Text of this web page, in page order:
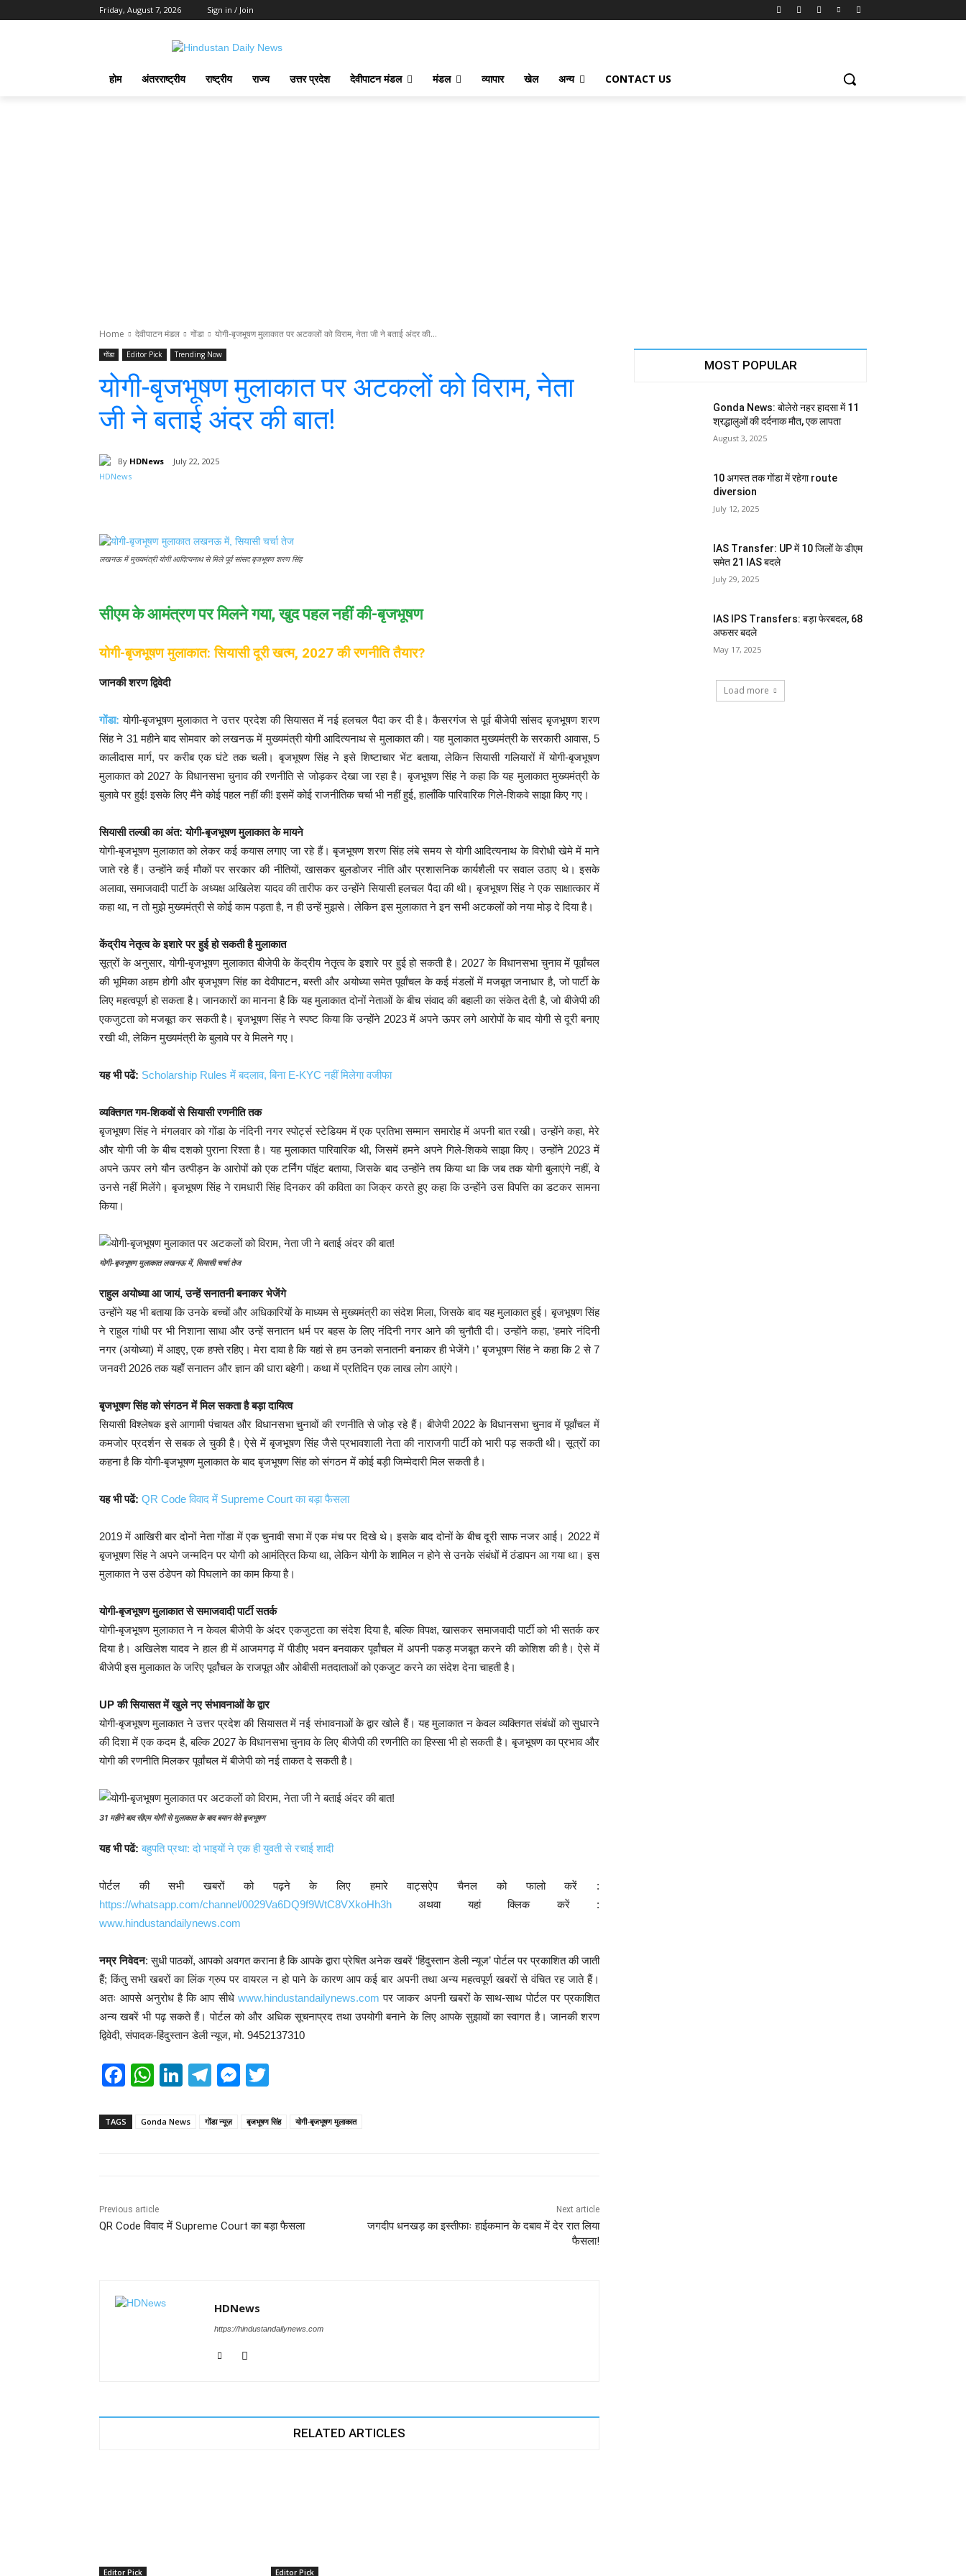
Friday, August 7, 2026 Sign in / Join
होम अंतरराष्ट्रीय राष्ट्रीय राज्य उत्तर प्रदेश देवीपाटन मंडल मंडल व्यापार खेल अन्य CONTACT US
Home देवीपाटन मंडल गोंडा योगी-बृजभूषण मुलाकात पर अटकलों को विराम, नेता जी ने बताई अंदर की...
गोंडा Editor Pick Trending Now
योगी-बृजभूषण मुलाकात पर अटकलों को विराम, नेता
जी ने बताई अंदर की बात!
By HDNews July 22, 2025
लखनऊ में मुख्यमंत्री योगी आदित्यनाथ से मिले पूर्व सांसद बृजभूषण शरण सिंह
सीएम के आमंत्रण पर मिलने गया, खुद पहल नहीं की-बृजभूषण
योगी-बृजभूषण मुलाकात: सियासी दूरी खत्म, 2027 की रणनीति तैयार?
जानकी शरण द्विवेदी
गोंडा: योगी-बृजभूषण मुलाकात ने उत्तर प्रदेश की सियासत में नई हलचल पैदा कर दी है। कैसरगंज से पूर्व बीजेपी सांसद बृजभूषण शरण
सिंह ने 31 महीने बाद सोमवार को लखनऊ में मुख्यमंत्री योगी आदित्यनाथ से मुलाकात की। यह मुलाकात मुख्यमंत्री के सरकारी आवास, 5
कालीदास मार्ग, पर करीब एक घंटे तक चली। बृजभूषण सिंह ने इसे शिष्टाचार भेंट बताया, लेकिन सियासी गलियारों में योगी-बृजभूषण
मुलाकात को 2027 के विधानसभा चुनाव की रणनीति से जोड़कर देखा जा रहा है। बृजभूषण सिंह ने कहा कि यह मुलाकात मुख्यमंत्री के
बुलावे पर हुई! इसके लिए मैंने कोई पहल नहीं की! इसमें कोई राजनीतिक चर्चा भी नहीं हुई, हालाँकि पारिवारिक गिले-शिकवे साझा किए गए।
सियासी तल्खी का अंत: योगी-बृजभूषण मुलाकात के मायने
योगी-बृजभूषण मुलाकात को लेकर कई कयास लगाए जा रहे हैं। बृजभूषण शरण सिंह लंबे समय से योगी आदित्यनाथ के विरोधी खेमे में माने
जाते रहे हैं। उन्होंने कई मौकों पर सरकार की नीतियों, खासकर बुलडोजर नीति और प्रशासनिक कार्यशैली पर सवाल उठाए थे। इसके
अलावा, समाजवादी पार्टी के अध्यक्ष अखिलेश यादव की तारीफ कर उन्होंने सियासी हलचल पैदा की थी। बृजभूषण सिंह ने एक साक्षात्कार में
कहा था, न तो मुझे मुख्यमंत्री से कोई काम पड़ता है, न ही उन्हें मुझसे। लेकिन इस मुलाकात ने इन सभी अटकलों को नया मोड़ दे दिया है।
केंद्रीय नेतृत्व के इशारे पर हुई हो सकती है मुलाकात
सूत्रों के अनुसार, योगी-बृजभूषण मुलाकात बीजेपी के केंद्रीय नेतृत्व के इशारे पर हुई हो सकती है। 2027 के विधानसभा चुनाव में पूर्वांचल
की भूमिका अहम होगी और बृजभूषण सिंह का देवीपाटन, बस्ती और अयोध्या समेत पूर्वांचल के कई मंडलों में मजबूत जनाधार है, जो पार्टी के
लिए महत्वपूर्ण हो सकता है। जानकारों का मानना है कि यह मुलाकात दोनों नेताओं के बीच संवाद की बहाली का संकेत देती है, जो बीजेपी की
एकजुटता को मजबूत कर सकती है। बृजभूषण सिंह ने स्पष्ट किया कि उन्होंने 2023 में अपने ऊपर लगे आरोपों के बाद योगी से दूरी बनाए
रखी थी, लेकिन मुख्यमंत्री के बुलावे पर वे मिलने गए।
यह भी पढें: Scholarship Rules में बदलाव, बिना E-KYC नहीं मिलेगा वजीफा
व्यक्तिगत गम-शिकवों से सियासी रणनीति तक
बृजभूषण सिंह ने मंगलवार को गोंडा के नंदिनी नगर स्पोर्ट्स स्टेडियम में एक प्रतिभा सम्मान समारोह में अपनी बात रखी। उन्होंने कहा, मेरे
और योगी जी के बीच दशको पुराना रिश्ता है। यह मुलाकात पारिवारिक थी, जिसमें हमने अपने गिले-शिकवे साझा किए। उन्होंने 2023 में
अपने ऊपर लगे यौन उत्पीड़न के आरोपों को एक टर्निंग पॉइंट बताया, जिसके बाद उन्होंने तय किया था कि जब तक योगी बुलाएंगे नहीं, वे
उनसे नहीं मिलेंगे। बृजभूषण सिंह ने रामधारी सिंह दिनकर की कविता का जिक्र करते हुए कहा कि उन्होंने उस विपत्ति का डटकर सामना
किया।
योगी-बृजभूषण मुलाकात लखनऊ में, सियासी चर्चा तेज
राहुल अयोध्या आ जायं, उन्हें सनातनी बनाकर भेजेंगे
उन्होंने यह भी बताया कि उनके बच्चों और अधिकारियों के माध्यम से मुख्यमंत्री का संदेश मिला, जिसके बाद यह मुलाकात हुई। बृजभूषण सिंह
ने राहुल गांधी पर भी निशाना साधा और उन्हें सनातन धर्म पर बहस के लिए नंदिनी नगर आने की चुनौती दी। उन्होंने कहा, ‘हमारे नंदिनी
नगर (अयोध्या) में आइए, एक हफ्ते रहिए। मेरा दावा है कि यहां से हम उनको सनातनी बनाकर ही भेजेंगे।’ बृजभूषण सिंह ने कहा कि 2 से 7
जनवरी 2026 तक यहाँ सनातन और ज्ञान की धारा बहेगी। कथा में प्रतिदिन एक लाख लोग आएंगे।
बृजभूषण सिंह को संगठन में मिल सकता है बड़ा दायित्व
सियासी विश्लेषक इसे आगामी पंचायत और विधानसभा चुनावों की रणनीति से जोड़ रहे हैं। बीजेपी 2022 के विधानसभा चुनाव में पूर्वांचल में
कमजोर प्रदर्शन से सबक ले चुकी है। ऐसे में बृजभूषण सिंह जैसे प्रभावशाली नेता की नाराजगी पार्टी को भारी पड़ सकती थी। सूत्रों का
कहना है कि योगी-बृजभूषण मुलाकात के बाद बृजभूषण सिंह को संगठन में कोई बड़ी जिम्मेदारी मिल सकती है।
यह भी पढें: QR Code विवाद में Supreme Court का बड़ा फैसला
2019 में आखिरी बार दोनों नेता गोंडा में एक चुनावी सभा में एक मंच पर दिखे थे। इसके बाद दोनों के बीच दूरी साफ नजर आई। 2022 में
बृजभूषण सिंह ने अपने जन्मदिन पर योगी को आमंत्रित किया था, लेकिन योगी के शामिल न होने से उनके संबंधों में ठंडापन आ गया था। इस
मुलाकात ने उस ठंडेपन को पिघलाने का काम किया है।
योगी-बृजभूषण मुलाकात से समाजवादी पार्टी सतर्क
योगी-बृजभूषण मुलाकात ने न केवल बीजेपी के अंदर एकजुटता का संदेश दिया है, बल्कि विपक्ष, खासकर समाजवादी पार्टी को भी सतर्क कर
दिया है। अखिलेश यादव ने हाल ही में आजमगढ़ में पीडीए भवन बनवाकर पूर्वांचल में अपनी पकड़ मजबूत करने की कोशिश की है। ऐसे में
बीजेपी इस मुलाकात के जरिए पूर्वांचल के राजपूत और ओबीसी मतदाताओं को एकजुट करने का संदेश देना चाहती है।
UP की सियासत में खुले नए संभावनाओं के द्वार
योगी-बृजभूषण मुलाकात ने उत्तर प्रदेश की सियासत में नई संभावनाओं के द्वार खोले हैं। यह मुलाकात न केवल व्यक्तिगत संबंधों को सुधारने
की दिशा में एक कदम है, बल्कि 2027 के विधानसभा चुनाव के लिए बीजेपी की रणनीति का हिस्सा भी हो सकती है। बृजभूषण का प्रभाव और
योगी की रणनीति मिलकर पूर्वांचल में बीजेपी को नई ताकत दे सकती है।
31 महीने बाद सीएम योगी से मुलाकात के बाद बयान देते बृजभूषण
यह भी पढें: बहुपति प्रथा: दो भाइयों ने एक ही युवती से रचाई शादी
पोर्टल की सभी खबरों को पढ़ने के लिए हमारे वाट्सऐप चैनल को फालो करें :
https://whatsapp.com/channel/0029Va6DQ9f9WtC8VXkoHh3h अथवा यहां क्लिक करें :
www.hindustandailynews.com
नम्र निवेदन: सुधी पाठकों, आपको अवगत कराना है कि आपके द्वारा प्रेषित अनेक खबरें ‘हिंदुस्तान डेली न्यूज’ पोर्टल पर प्रकाशित की जाती
हैं; किंतु सभी खबरों का लिंक ग्रुप पर वायरल न हो पाने के कारण आप कई बार अपनी तथा अन्य महत्वपूर्ण खबरों से वंचित रह जाते हैं।
अतः आपसे अनुरोध है कि आप सीधे www.hindustandailynews.com पर जाकर अपनी खबरों के साथ-साथ पोर्टल पर प्रकाशित
अन्य खबरें भी पढ़ सकते हैं। पोर्टल को और अधिक सूचनाप्रद तथा उपयोगी बनाने के लिए आपके सुझावों का स्वागत है। जानकी शरण
द्विवेदी, संपादक-हिंदुस्तान डेली न्यूज, मो. 9452137310
F
c
o
k
W
at
p
Li
k
T
e
M
ss tt
TAGS Gonda News गोंडा न्यूज़ बृजभूषण सिंह योगी-बृजभूषण मुलाकात
Previous article
QR Code विवाद में Supreme Court का बड़ा फैसला
Next article
जगदीप धनखड़ का इस्तीफाः हाईकमान के दबाव में देर रात लिया
फैसला!
HDNews
https://hindustandailynews.com
RELATED ARTICLES
Editor Pick Editor Pick
MOST POPULAR
Gonda News: बोलेरो नहर हादसा में 11
श्रद्धालुओं की दर्दनाक मौत, एक लापता
August 3, 2025
10 अगस्त तक गोंडा में रहेगा route
diversion
July 12, 2025
IAS Transfer: UP में 10 जिलों के डीएम
समेत 21 IAS बदले
July 29, 2025
IAS IPS Transfers: बड़ा फेरबदल, 68
अफसर बदले
May 17, 2025
Load more